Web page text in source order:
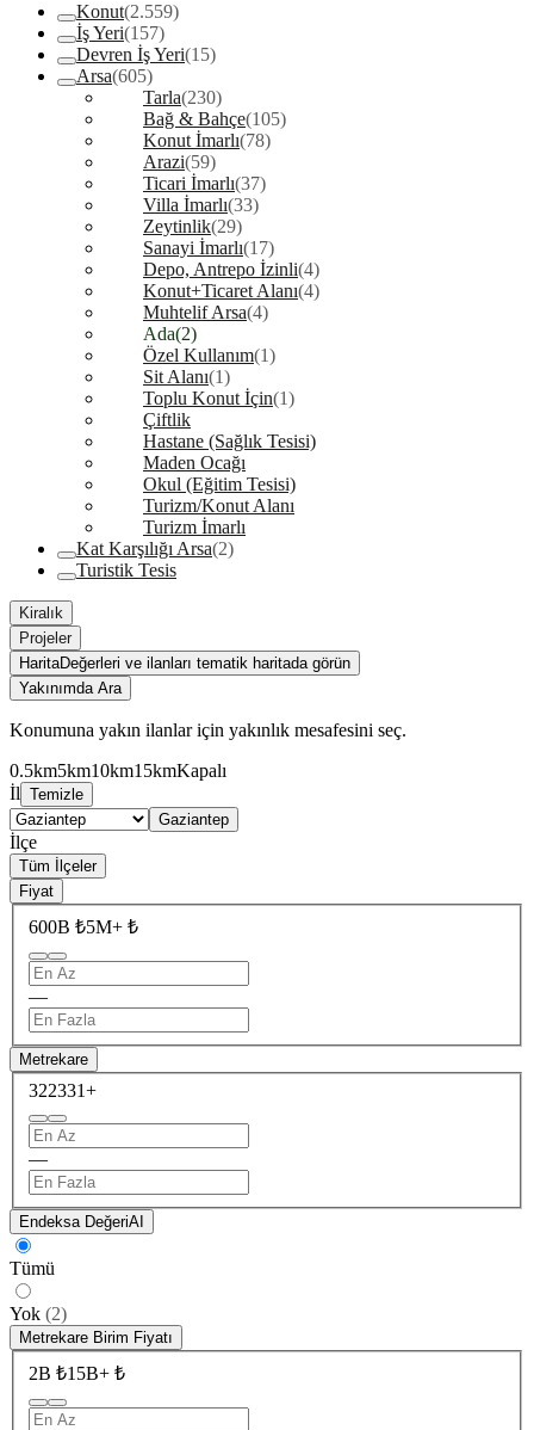
Konut(2.559)
İş Yeri(157)
Devren İş Yeri(15)
Arsa(605)
Tarla(230)
Bağ & Bahçe(105)
Konut İmarlı(78)
Arazi(59)
Ticari İmarlı(37)
Villa İmarlı(33)
Zeytinlik(29)
Sanayi İmarlı(17)
Depo, Antrepo İzinli(4)
Konut+Ticaret Alanı(4)
Muhtelif Arsa(4)
Ada(2)
Özel Kullanım(1)
Sit Alanı(1)
Toplu Konut İçin(1)
Çiftlik
Hastane (Sağlık Tesisi)
Maden Ocağı
Okul (Eğitim Tesisi)
Turizm/Konut Alanı
Turizm İmarlı
Kat Karşılığı Arsa(2)
Turistik Tesis
Kiralık
Projeler
HaritaDeğerleri ve ilanları tematik haritada görün
Yakınımda Ara
Konumuna yakın ilanlar için yakınlık mesafesini seç.
0.5km5km10km15kmKapalı
İl Temizle
Gaziantep
İlçe
Tüm İlçeler
Fiyat
600B ₺5M+ ₺
—
Metrekare
322331+
—
Endeksa DeğeriAI
Tümü
Yok (2)
Metrekare Birim Fiyatı
2B ₺15B+ ₺